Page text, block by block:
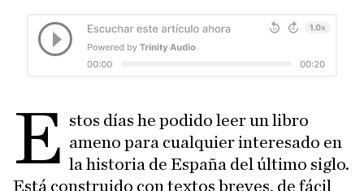
E stos días he podido leer un libro
ameno para cualquier interesado en
la historia de España del último siglo.
Está construido con textos breves, de fácil